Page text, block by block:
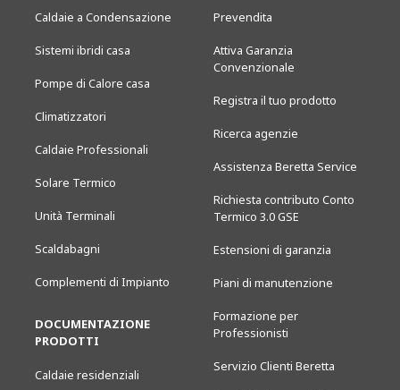
Caldaie a Condensazione
Sistemi ibridi casa
Pompe di Calore casa
Climatizzatori
Caldaie Professionali
Solare Termico
Unità Terminali
Scaldabagni
Complementi di Impianto
DOCUMENTAZIONE
PRODOTTI
Caldaie residenziali
Prevendita
Attiva Garanzia
Convenzionale
Registra il tuo prodotto
Ricerca agenzie
Assistenza Beretta Service
Richiesta contributo Conto
Termico 3.0 GSE
Estensioni di garanzia
Piani di manutenzione
Formazione per
Professionisti
Servizio Clienti Beretta